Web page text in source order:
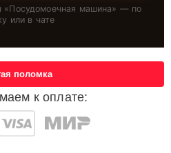
«Посудомоечная машина» — по
или в чате
к оплате:
поломка